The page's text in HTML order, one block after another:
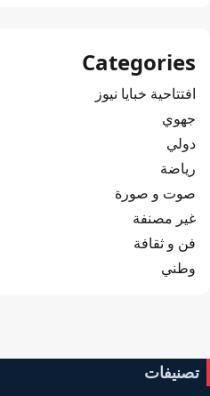
Categories
افتتاحية خبايا نيوز
جهوي
دولي
رياضة
صوت و صورة
غير مصنفة
فن و ثقافة
وطني
تصنيفات